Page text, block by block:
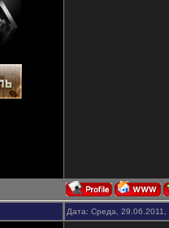
Дата: Среда,